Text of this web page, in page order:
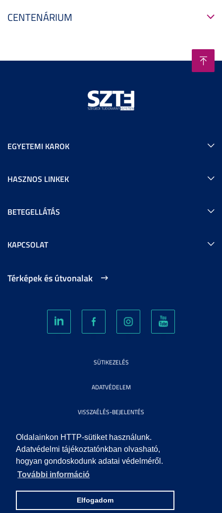
Oldalainkon HTTP-sütiket használunk.
Adatvédelmi tájékoztatónkban olvasható,
hogyan gondoskodunk adatai védelméről.
További információ
Elfogadom
CENTENÁRIUM
EGYETEMI KAROK
HASZNOS LINKEK
BETEGELLÁTÁS
KAPCSOLAT
Térképek és útvonalak
SÜTIKEZELÉS
ADATVÉDELEM
VISSZAÉLÉS-BEJELENTÉS
KÖZÉRDEKŰ ADATOK
IMPRESSZUM